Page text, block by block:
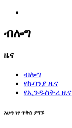
ብሎግ
ዜና
ብሎግ
የኩባንያ ዜና
የኢንዱስትሪ ዜና
አሁን ነፃ ጥቅስ ያግኙ